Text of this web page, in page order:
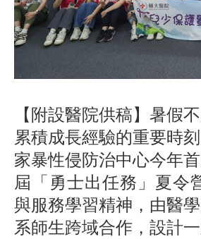
【附設醫院供稿】暑假
累積成長經驗的重要時
家暴性侵防治中心今年
屆「勇士出任務」夏令
與服務學習精神，由醫
系師生跨域合作，設計